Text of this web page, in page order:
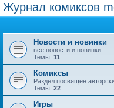
Журнал комиксов
Новости и новинки
все новости и новинки
Темы: 11
Комиксы
Раздел посвящен
Темы: 22
Игры